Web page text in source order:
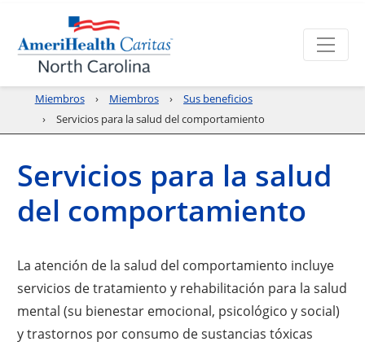
Miembros Miembros
Sus beneficios
Servicios para la salud del comportamiento
Servicios para la salud
del comportamiento
La atención de la salud del comportamiento incluye
servicios de tratamiento y rehabilitación para la salud
mental (su bienestar emocional, psicológico y social)
y trastornos por consumo de sustancias tóxicas